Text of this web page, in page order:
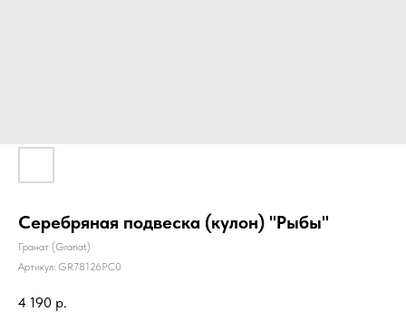
Серебряная подвеска (кулон) "Рыбы"
Гранат (Granat)
Артикул: GR78126PC0
4 190 р.